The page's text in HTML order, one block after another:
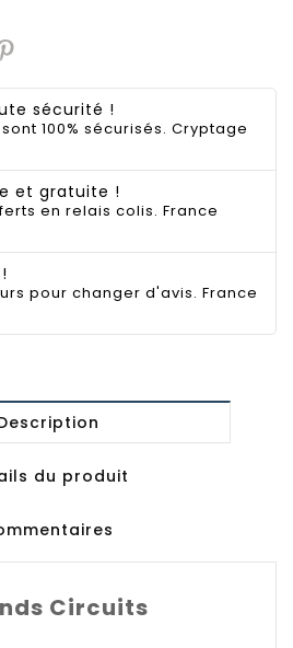
sécurité !
100% sécurisés. Cryptage
et gratuite !
en relais colis. France
pour changer d'avis. France
du produit
Circuits